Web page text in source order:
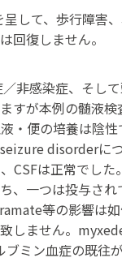
して、歩行障害
回復しません。
非感染症、そし
すが本例の髄液
便の培養は陰
disorder
CSFは正常でし
、一つは投与さ
等の影響は如
しません。
ミン血症の既往